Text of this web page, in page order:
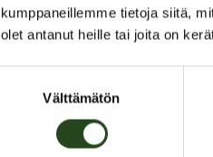
kumppaneillemme tietoja siitä,
olet antanut heille tai joita on
Välttämätön